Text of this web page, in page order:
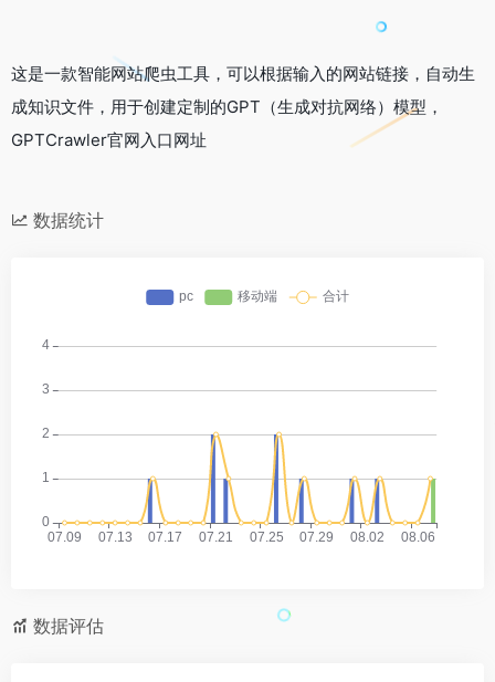
这是一款智能网站爬虫工具，可以根据输入的网站链接，自动生
成知识文件，用于创建定制的GPT（生成对抗网络）模型，
GPTCrawler官网入口网址
数据统计
数据评估